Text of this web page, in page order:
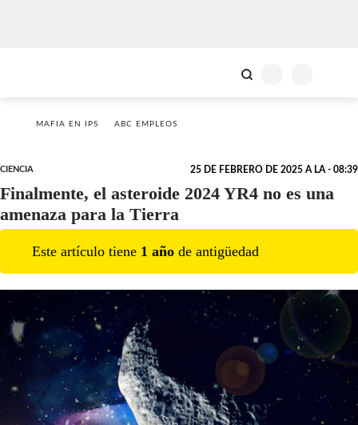
MAFIA EN IPS ABC EMPLEOS
CIENCIA 25 DE FEBRERO DE 2025 A LA - 08:39
Finalmente, el asteroide 2024 YR4 no es una
amenaza para la Tierra
Este artículo tiene 1 año de antigüedad